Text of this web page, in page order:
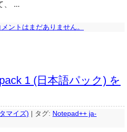
、 ...
メントはまだありません。
1 (日本語パック) を
マイズ) | タグ: Notepad++ ja-